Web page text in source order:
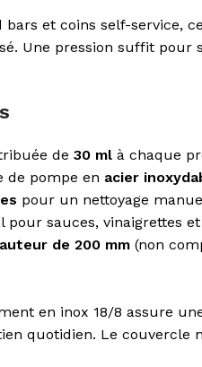
bars et coins self-service,
Une pression suffit pour
de 30 ml à chaque
de pompe en acier
pour un nettoyage
pour sauces, vinaigrettes
de 200 mm (non
en inox 18/8 assure
quotidien. Le couvercle